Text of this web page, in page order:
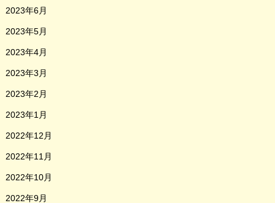
2023年6月
2023年5月
2023年4月
2023年3月
2023年2月
2023年1月
2022年12月
2022年11月
2022年10月
2022年9月